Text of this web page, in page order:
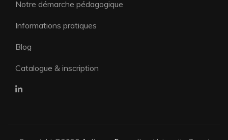
Notre démarche pédagogique
Informations pratiques
Blog
Catalogue & inscription